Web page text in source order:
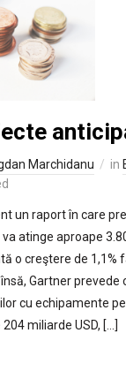
Marchidanu in
un raport în care
atinge aproape
o creştere de 1,1%
Gartner prevede
cu echipamente
miliarde USD, […]